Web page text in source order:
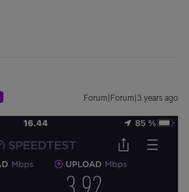
Forum|Forum|3 years ago